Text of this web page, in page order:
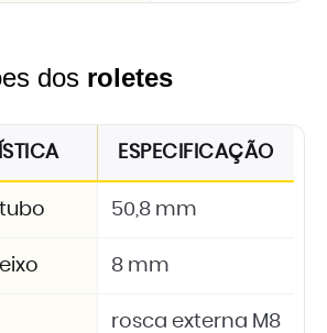
dos roletes
ESPECIFICAÇÃO
50,8 mm
8 mm
rosca externa M8